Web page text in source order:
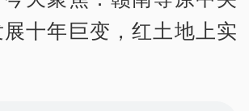
十年巨变，红土地上实